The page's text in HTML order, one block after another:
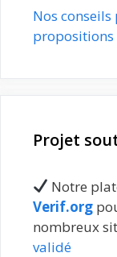
Nos
propositions
Projet
Notre
Verif.org
nombreux
validé